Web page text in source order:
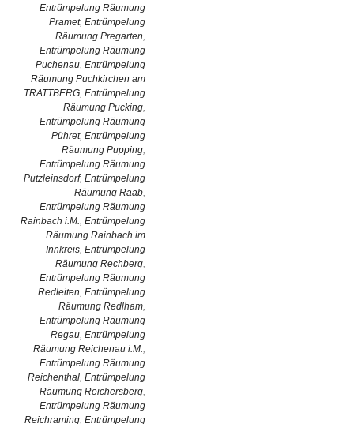
Entrümpelung Räumung
Pramet, Entrümpelung
Räumung Pregarten,
Entrümpelung Räumung
Puchenau, Entrümpelung
Räumung Puchkirchen am
TRATTBERG, Entrümpelung
Räumung Pucking,
Entrümpelung Räumung
Pühret, Entrümpelung
Räumung Pupping,
Entrümpelung Räumung
Putzleinsdorf, Entrümpelung
Räumung Raab,
Entrümpelung Räumung
Rainbach i.M., Entrümpelung
Räumung Rainbach im
Innkreis, Entrümpelung
Räumung Rechberg,
Entrümpelung Räumung
Redleiten, Entrümpelung
Räumung Redlham,
Entrümpelung Räumung
Regau, Entrümpelung
Räumung Reichenau i.M.,
Entrümpelung Räumung
Reichenthal, Entrümpelung
Räumung Reichersberg,
Entrümpelung Räumung
Reichraming, Entrümpelung